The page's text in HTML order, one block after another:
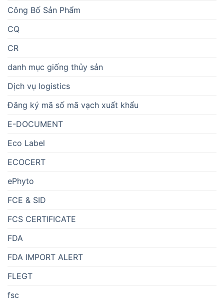
Công Bố Sản Phẩm
CQ
CR
danh mục giống thủy sản
Dịch vụ logistics
Đăng ký mã số mã vạch xuất khẩu
E-DOCUMENT
Eco Label
ECOCERT
ePhyto
FCE & SID
FCS CERTIFICATE
FDA
FDA IMPORT ALERT
FLEGT
fsc